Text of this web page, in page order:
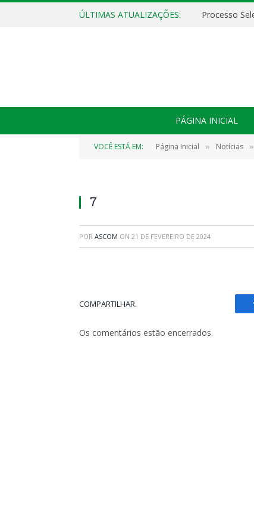
ÚLTIMAS ATUALIZAÇÕES:
PÁGINA INICIAL
VOCÊ ESTÁ EM: Página Inicial » Notícias »
7
POR ASCOM ON 21 DE FEVEREIRO DE 2024
COMPARTILHAR.
Os comentários estão encerrados.